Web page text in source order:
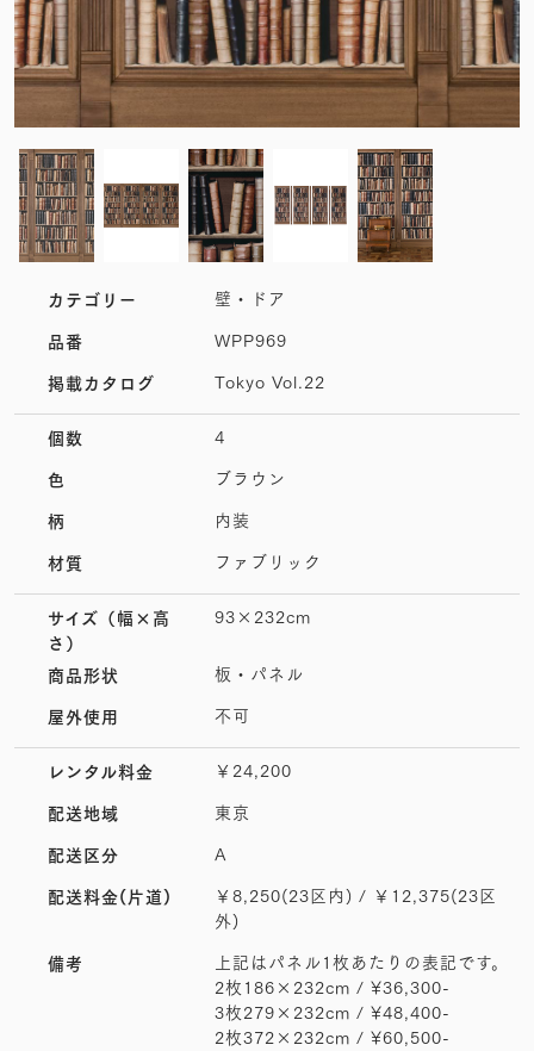
カテゴリー 壁・ドア
品番 WPP969
掲載カタログ Tokyo Vol.22
個数 4
色 ブラウン
柄 内装
材質 ファブリック
サイズ （幅×高
さ）
93×232cm
商品形状 板・パネル
屋外使用 不可
レンタル料金 ￥24,200
配送地域 東京
配送区分 A
配送料金(片道)
￥8,250(23区内) / ￥12,375(23区
外)
備考
上記はパネル1枚あたりの表記です。
2枚186×232cm / ¥36,300-
3枚279×232cm / ¥48,400-
2枚372×232cm / ¥60,500-